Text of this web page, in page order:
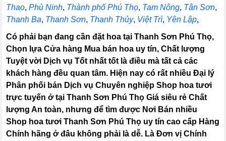
Thao,Phù Ninh, Thành phố Phú Thọ, Tam Nông, Tân Sơn,
Thanh Ba, Thanh Sơn, Thanh Thủy, Việt Trì, Yên Lập,
Có phải bạn đang cần đặt hoa tại Thanh Sơn Phú Thọ,
Chọn lựa Cửa hàng Mua bán hoa uy tín, Chất lượng
Tuyệt vời Dịch vụ Tốt nhất tốt là điều mà tất cả các
khách hàng đều quan tâm. Hiện nay có rất nhiều Đại lý
Phân phối bán Dịch vụ Chuyên nghiệp Shop hoa tươi
trực tuyến ở tại Thanh Sơn Phú Thọ Giá siêu rẻ Chất
lượng An toàn, nhưng để tìm được Nơi Bán nhiều
Shop hoa tươi Thanh Sơn Phú Thọ uy tín cao cấp Hàng
Chính hãng ở đâu không phải là dễ. Là Đơn vị Chính